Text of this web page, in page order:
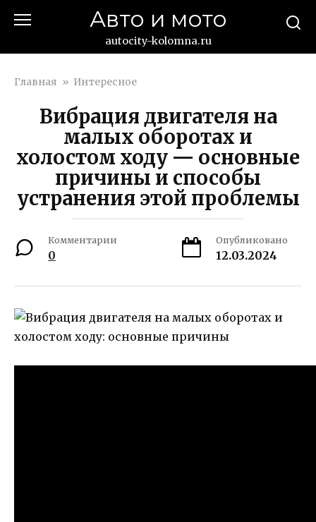
Авто и мото
autocity-kolomna.ru
Главная » Интересное
Вибрация двигателя на
малых оборотах и
холостом ходу — основные
причины и способы
устранения этой проблемы
Комментарии
0
Опубликовано
12.03.2024